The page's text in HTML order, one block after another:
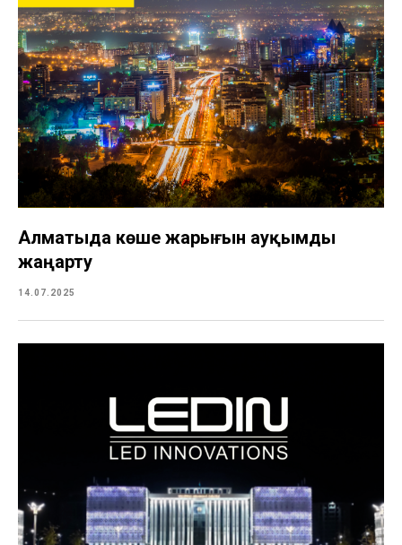
Алматыда көше жарығын ауқымды
жаңарту
14.07.2025